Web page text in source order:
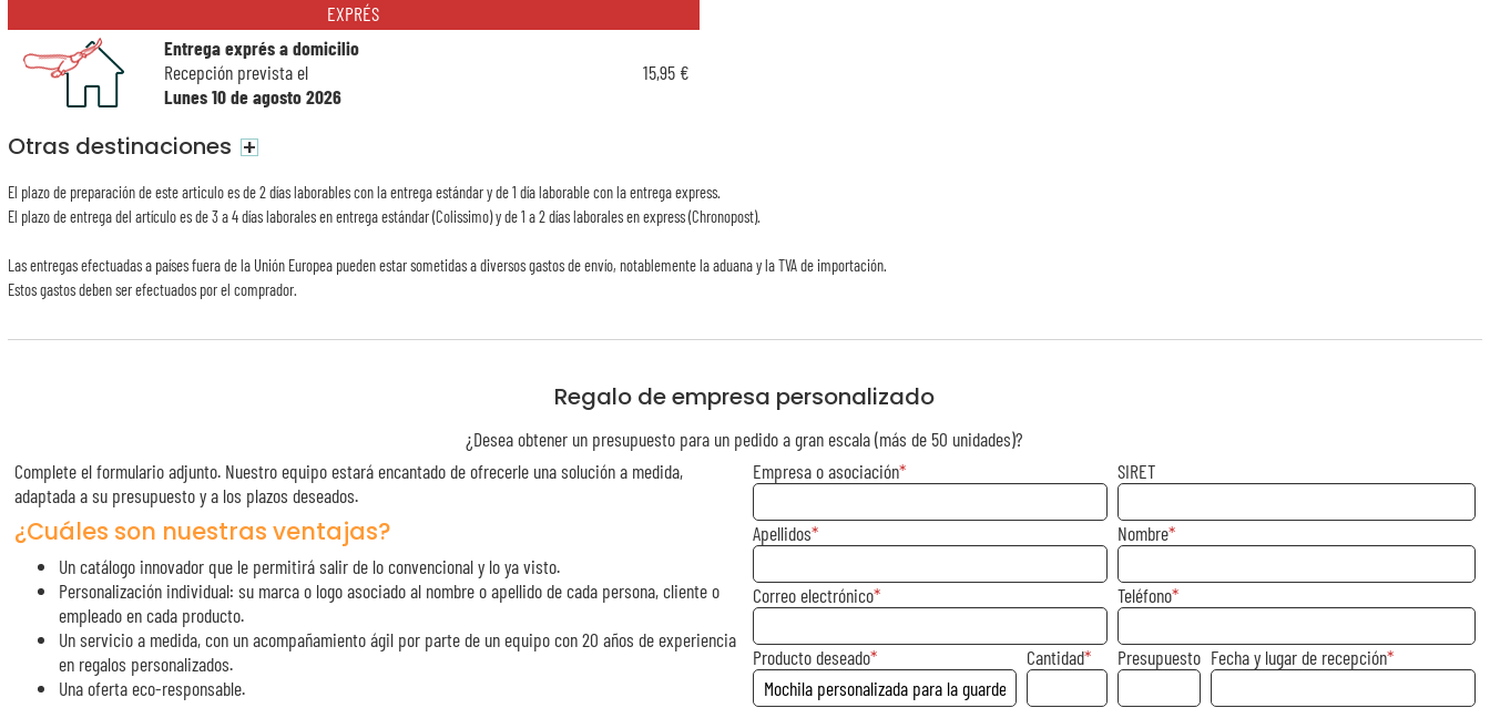
EXPRÉS
Entrega exprés a domicilio
Recepción prevista el
Lunes 10 de agosto 2026
15,95 €
Otras destinaciones +
El plazo de preparación de este articulo es de 2 días laborables con la entrega estándar y de 1 día laborable con la entrega express.
El plazo de entrega del artículo es de 3 a 4 días laborales en entrega estándar (Colissimo) y de 1 a 2 días laborales en express (Chronopost).
Las entregas efectuadas a países fuera de la Unión Europea pueden estar sometidas a diversos gastos de envío, notablemente la aduana y la TVA de importación.
Estos gastos deben ser efectuados por el comprador.
Regalo de empresa personalizado
¿Desea obtener un presupuesto para un pedido a gran escala (más de 50 unidades)?
Complete el formulario adjunto. Nuestro equipo estará encantado de ofrecerle una solución a medida,
adaptada a su presupuesto y a los plazos deseados.
¿Cuáles son nuestras ventajas?
Un catálogo innovador que le permitirá salir de lo convencional y lo ya visto.
Personalización individual: su marca o logo asociado al nombre o apellido de cada persona, cliente o
empleado en cada producto.
Un servicio a medida, con un acompañamiento ágil por parte de un equipo con 20 años de experiencia
en regalos personalizados.
Una oferta eco-responsable.
Empresa o asociación SIRET
Apellidos Nombre
Correo electrónico Teléfono
Producto deseado Cantidad Presupuesto Fecha y lugar de recepción